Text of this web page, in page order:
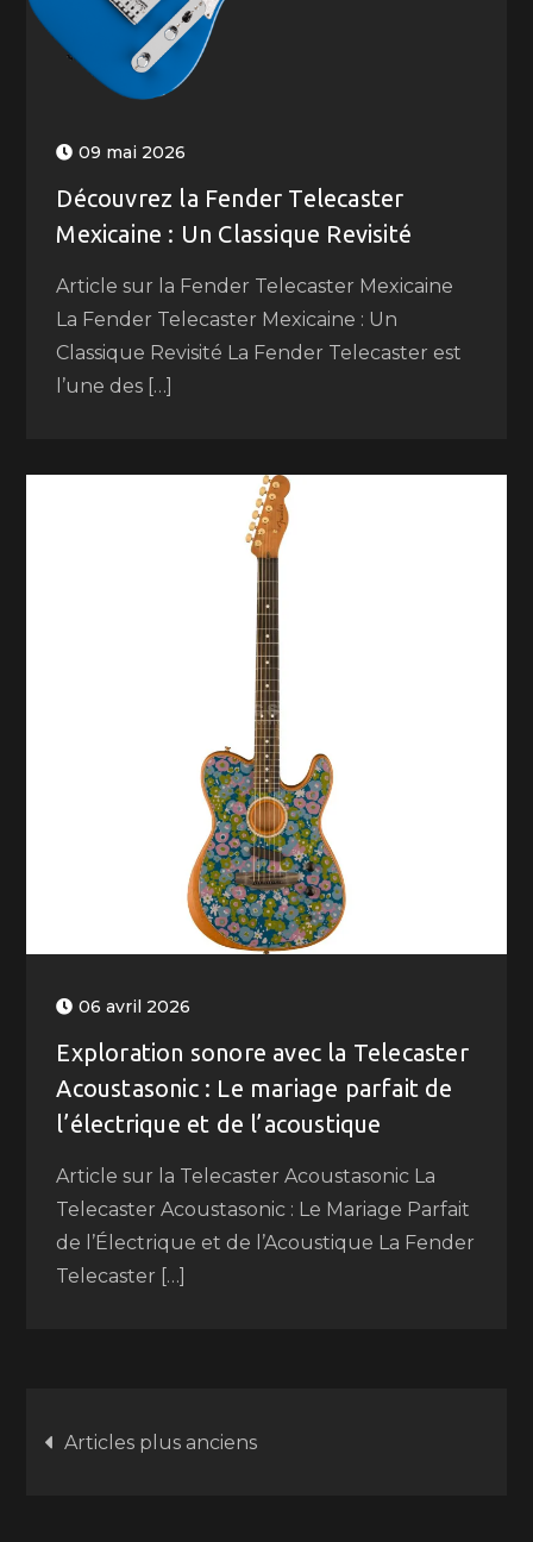
09 mai 2026
Découvrez la Fender Telecaster
Mexicaine : Un Classique Revisité
Article sur la Fender Telecaster Mexicaine
La Fender Telecaster Mexicaine : Un
Classique Revisité La Fender Telecaster est
l’une des […]
06 avril 2026
Exploration sonore avec la Telecaster
Acoustasonic : Le mariage parfait de
l’électrique et de l’acoustique
Article sur la Telecaster Acoustasonic La
Telecaster Acoustasonic : Le Mariage Parfait
de l’Électrique et de l’Acoustique La Fender
Telecaster […]
Navigation
Articles plus anciens